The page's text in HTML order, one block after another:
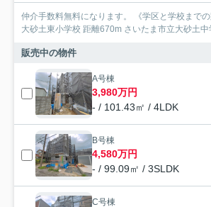
仲介手数料無料になります。 《学区と学校までの距離》 さいたま市立
大砂土東小学校 距離670m さいたま市立大砂土中
販売中の物件
A号棟
3,980万円
- / 101.43㎡ / 4LDK
B号棟
4,580万円
- / 99.09㎡ / 3SLDK
C号棟